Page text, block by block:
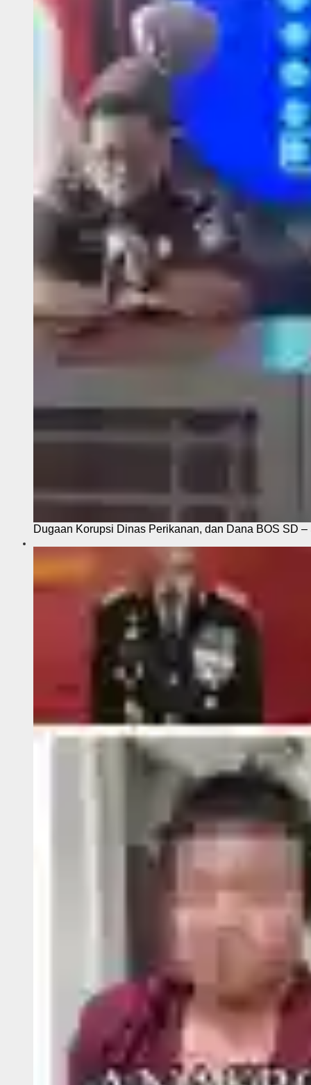
Dugaan Korupsi Dinas Perikanan, dan Dana BOS SD